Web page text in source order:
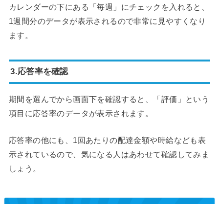
カレンダーの下にある「毎週」にチェックを入れると、
1週間分のデータが表示されるので非常に見やすくなり
ます。
3.応答率を確認
期間を選んでから画面下を確認すると、「評価」という
項目に応答率のデータが表示されます。
応答率の他にも、1回あたりの配達金額や時給なども表
示されているので、気になる人はあわせて確認してみま
しょう。